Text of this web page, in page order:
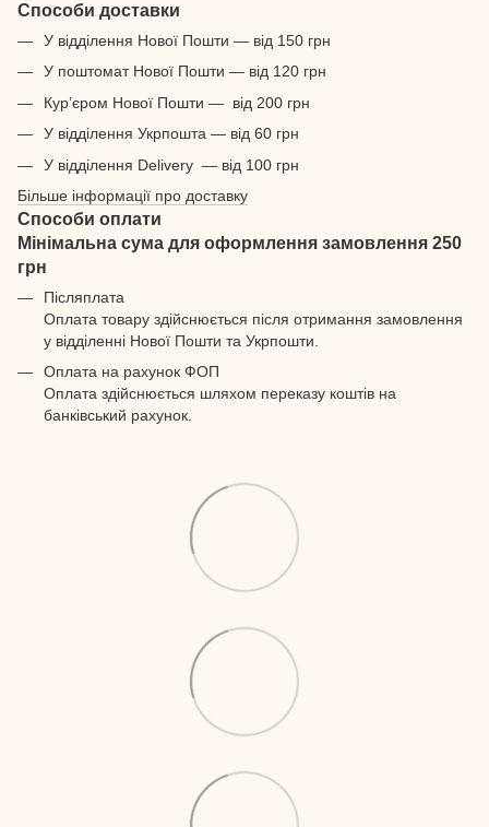
Способи доставки
У відділення Нової Пошти — від 150 грн
У поштомат Нової Пошти — від 120 грн
Кур’єром Нової Пошти — від 200 грн
У відділення Укрпошта — від 60 грн
У відділення Delivery — від 100 грн
Більше інформації про доставку
Способи оплати
Мінімальна сума для оформлення замовлення 250
грн
Післяплата
Оплата товару здійснюється після отримання замовлення
у відділенні Нової Пошти та Укрпошти.
Оплата на рахунок ФОП
Оплата здійснюється шляхом переказу коштів на
банківський рахунок.